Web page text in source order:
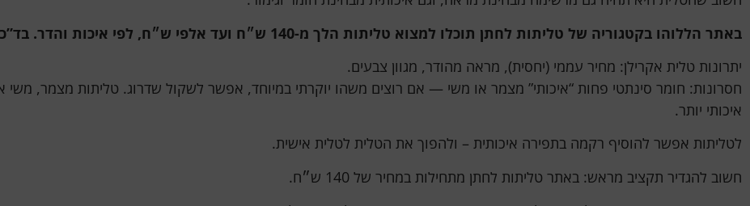
באתר הללוהו בקטגוריה של טליתות לחתן תוכלו למצוא טליתות הלך מ-140 ש״ח ועד אלפי ש״ח, לפי איכות והדר. בד”כ טלית לחתן היא טלית אקרילן.
יתרונות טלית אקרילן: מחיר עממי (יחסית), מראה מהודר, מגוון צבעים.
חסרונות: חומר סינתטי פחות “איכותי” מצמר או משי — אם רוצים משהו יוקרתי במיוחד, אפשר לשקול שדרוג. טליתות מצמר, משי
איכותי יותר.
לטליתות אפשר להוסיף רקמה בתפירה איכותית – ולהפוך את הטלית לטלית אישית.
חשוב להגדיר תקציב מראש: באתר טליתות לחתן מתחילות במחיר של 140 ש״ח.